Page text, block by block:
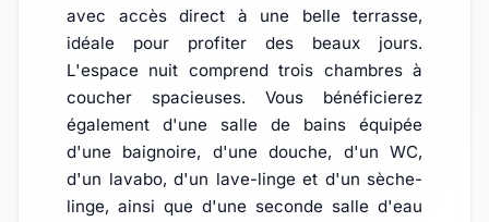
avec accès direct à une belle terrasse,
idéale pour profiter des beaux jours.
L'espace nuit comprend trois chambres à
coucher spacieuses. Vous bénéficierez
également d'une salle de bains équipée
d'une baignoire, d'une douche, d'un WC,
d'un lavabo, d'un lave-linge et d'un sèche-
linge, ainsi que d'une seconde salle d'eau